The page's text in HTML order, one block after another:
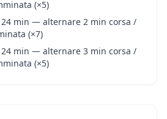
(×5)
24 min — alternare 2 min corsa /
(×7)
24 min — alternare 3 min corsa /
(×5)